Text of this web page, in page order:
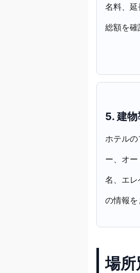
名料、
総額を確
5. 建物
ホテル
ー、オ
名、エ
の情報を
場所